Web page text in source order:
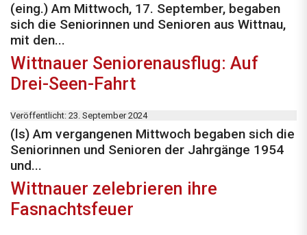
(eing.) Am Mittwoch, 17. September, begaben
sich die Seniorinnen und Senioren aus Wittnau,
mit den...
Wittnauer Seniorenausflug: Auf
Drei-Seen-Fahrt
Veröffentlicht: 23. September 2024
(ls) Am vergangenen Mittwoch begaben sich die
Seniorinnen und Senioren der Jahrgänge 1954
und...
Wittnauer zelebrieren ihre
Fasnachtsfeuer